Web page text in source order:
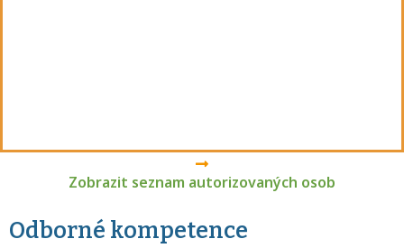
Zobrazit seznam autorizovaných osob
Odborné kompetence